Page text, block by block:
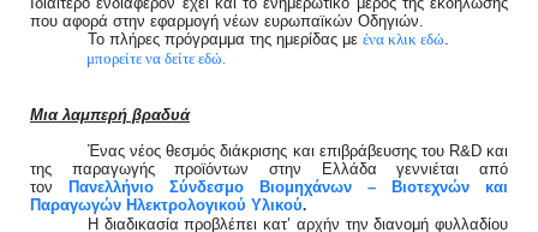
που αφορά στην εφαρμογή νέων ευρωπαϊκών Οδηγιών.
Το πλήρες πρόγραμμα της ημερίδας με ένα κλικ εδώ.
μπορείτε να δείτε εδώ.
Μια λαμπερή βραδυά
Ένας νέος θεσμός διάκρισης και επιβράβευσης του R&D και
της παραγωγής προϊόντων στην Ελλάδα γεννιέται από
τον
Πανελλήνιο Σύνδεσμο Βιομηχάνων – Βιοτεχνών και
Παραγωγών Ηλεκτρολογικού Υλικού.
Η διαδικασία προβλέπει κατ’ αρχήν την διανομή φυλλαδίου